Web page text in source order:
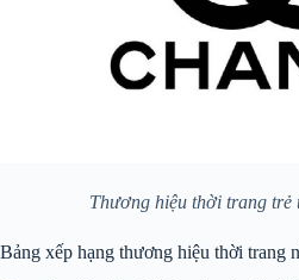
Thương hiệu thời trang trẻ
Bảng xếp hạng thương hiệu thời trang